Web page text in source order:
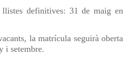
llistes definitives: 31 de maig en
la matrícula seguirà oberta
i setembre.